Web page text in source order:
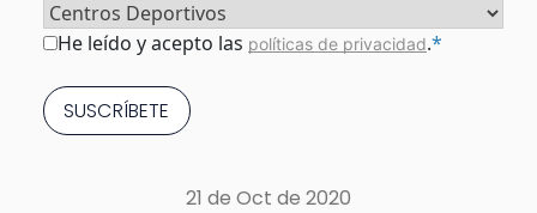
Sector*
Consentimiento*
He leído y acepto las políticas de privacidad.*
21 de Oct de 2020